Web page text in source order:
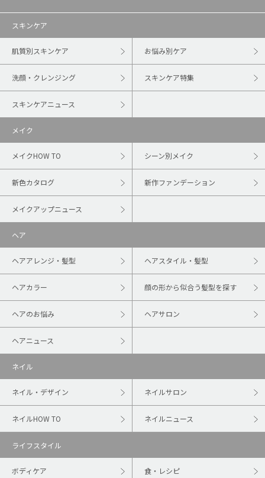
スキンケア
肌質別スキンケア お悩み別ケア
洗顔・クレンジング スキンケア特集
スキンケアニュース
メイク
メイクHOW TO シーン別メイク
新色カタログ 新作ファンデーション
メイクアップニュース
ヘア
ヘアアレンジ・髪型 ヘアスタイル・髪型
ヘアカラー 顔の形から似合う髪型を探す
ヘアのお悩み ヘアサロン
ヘアニュース
ネイル
ネイル・デザイン ネイルサロン
ネイルHOW TO ネイルニュース
ライフスタイル
ボディケア 食・レシピ